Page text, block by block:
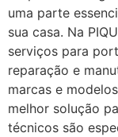
uma parte
sua casa. Na
serviços para
reparação e
marcas e
melhor solução
técnicos são